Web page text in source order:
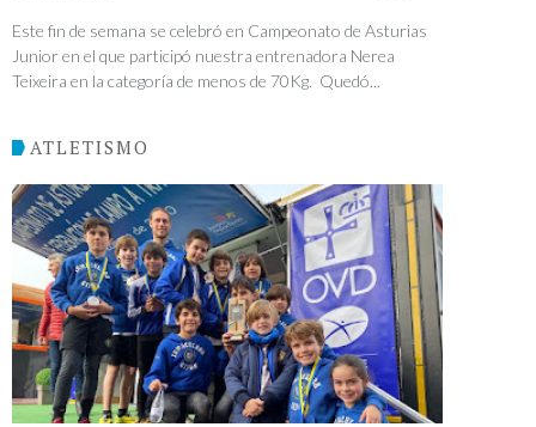
Este fin de semana se celebró en Campeonato de Asturias
Junior en el que participó nuestra entrenadora Nerea
Teixeira en la categoría de menos de 70Kg. Quedó...
ATLETISMO